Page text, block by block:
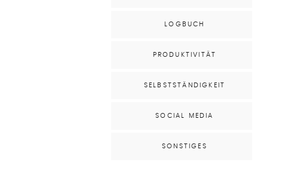
LOGBUCH
PRODUKTIVITÄT
SELBSTSTÄNDIGKEIT
SOCIAL MEDIA
SONSTIGES